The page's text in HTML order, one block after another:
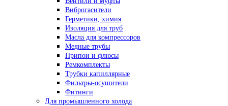
Виброгасители
Герметики, химия
Изоляция для труб
Масла для компрессоров
Медные трубы
Припои и флюсы
Ремкомплекты
Трубки капиллярные
Фильтры-осушители
Фитинги
Для промышленного холода